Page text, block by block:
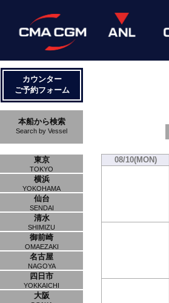
カウンター
ご予約フォーム
本船から検索
Search by Vessel
東京
TOKYO
横浜
YOKOHAMA
仙台
SENDAI
清水
SHIMIZU
御前崎
OMAEZAKI
名古屋
NAGOYA
四日市
YOKKAICHI
大阪
08/10(MON)